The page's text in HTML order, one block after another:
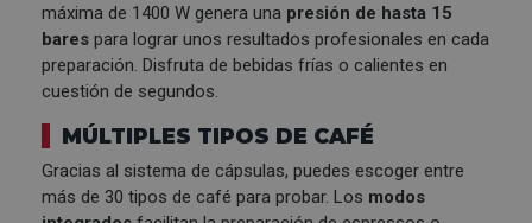
máxima de 1400 W genera una presión de hasta 15
bares para lograr unos resultados profesionales en cada
preparación. Disfruta de bebidas frías o calientes en
cuestión de segundos.
MÚLTIPLES TIPOS DE CAFÉ
Gracias al sistema de cápsulas, puedes escoger entre
más de 30 tipos de café para probar. Los modos